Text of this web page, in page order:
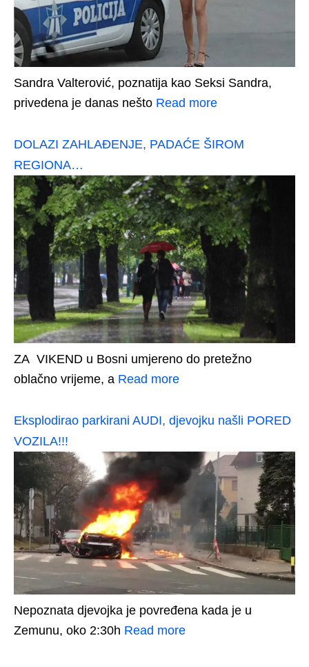
Sandra Valterović, poznatija kao Seksi Sandra,
privedena je danas nešto Read more
DOLAZI ZAHLAĐENJE, PADAĆE ŠIROM
REGIONA…
ZA VIKEND u Bosni umjereno do pretežno
oblačno vrijeme, a Read more
Eksplodirao parkirani AUDI, djevojku našli PORED
VOZILA!!!
Nepoznata djevojka je povređena kada je u
Zemunu, oko 2:30h Read more